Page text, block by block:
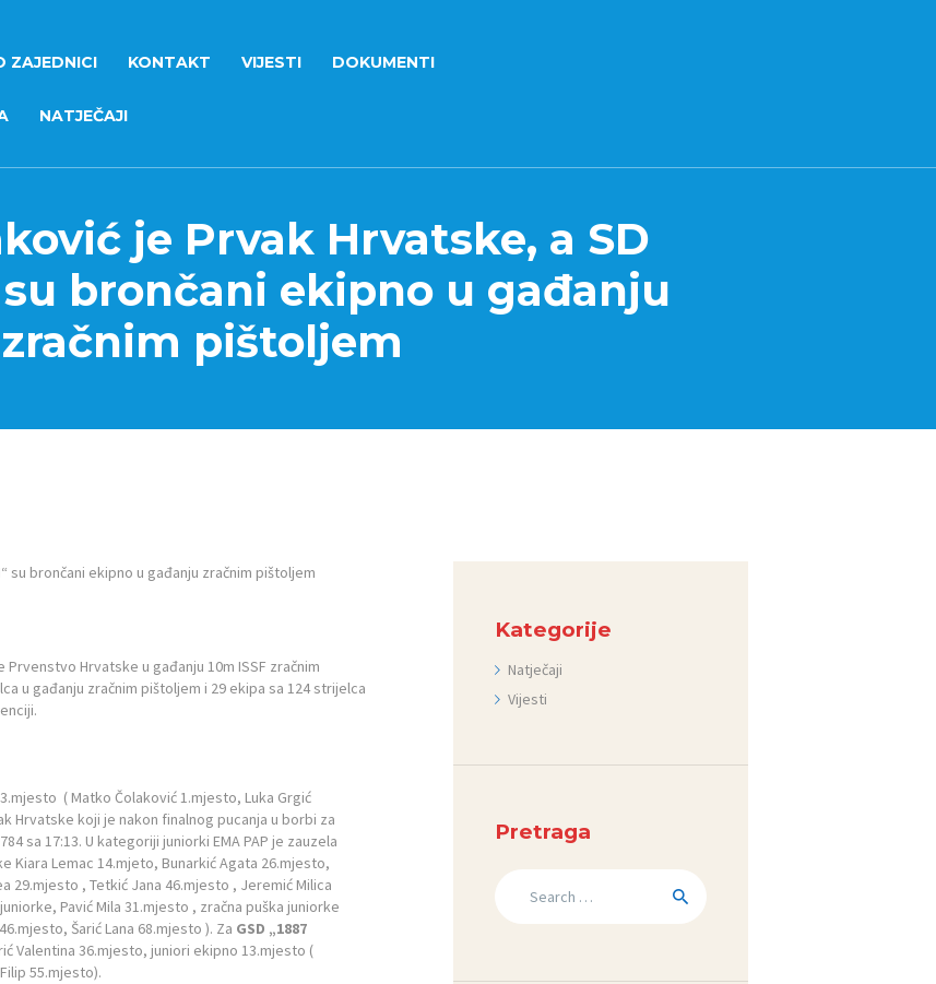
ZAJEDNICI KONTAKT VIJESTI DOKUMENTI
NATJEČAJI
je Prvak Hrvatske, a SD
su brončani ekipno u gađanju
zračnim pištoljem
Hrvatske u gađanju 10m ISSF zračnim
u gađanju zračnim pištoljem i 29 ekipa sa 124 strijelca
( Matko Čolaković 1.mjesto, Luka Grgić
Hrvatske koji je nakon finalnog pucanja u borbi za
sa 17:13. U kategoriji juniorki EMA PAP je zauzela
Kiara Lemac 14.mjeto, Bunarkić Agata 26.mjesto,
29.mjesto , Tetkić Jana 46.mjesto , Jeremić Milica
Pavić Mila 31.mjesto , zračna puška juniorke
Šarić Lana 68.mjesto ). Za GSD „1887
Valentina 36.mjesto, juniori ekipno 13.mjesto (
55.mjesto).
Kategorije
Natječaji
Vijesti
Pretraga